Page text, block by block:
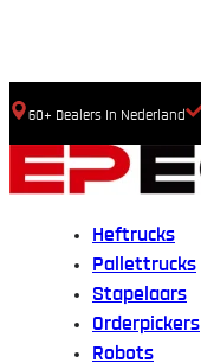
60+ Dealers In Nederland
Heftrucks
Pallettrucks
Stapelaars
Orderpickers
Robots